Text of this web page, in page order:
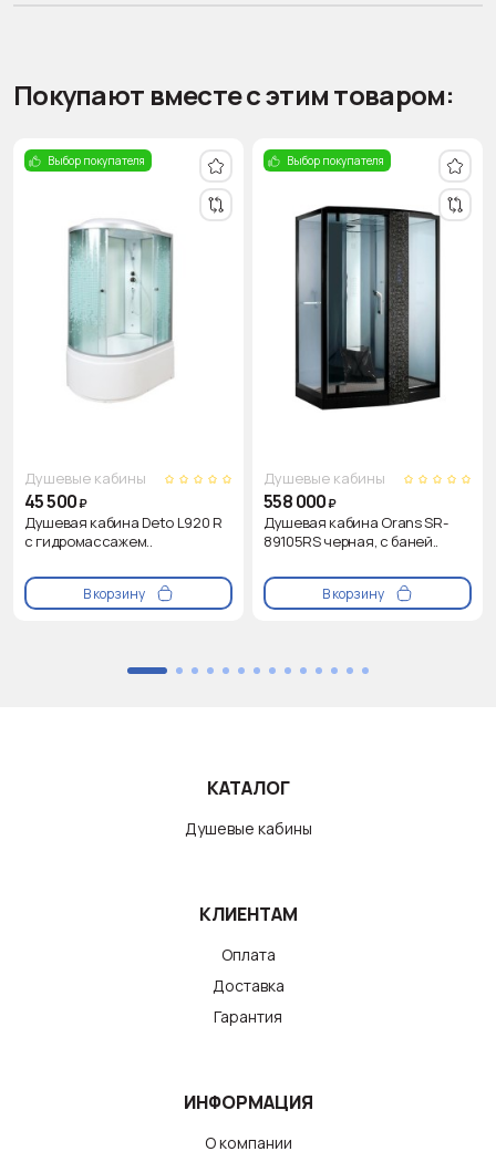
Покупают вместе с этим товаром:
Выбор покупателя
Душевые кабины
45 500₽
Душевая кабина Deto L920 R
с гидромассажем..
В корзину
Выбор покупателя
Душевые кабины
558 000₽
Душевая кабина Orans SR-
89105RS черная, с баней..
В корзину
КАТАЛОГ
Душевые кабины
КЛИЕНТАМ
Оплата
Доставка
Гарантия
ИНФОРМАЦИЯ
О компании